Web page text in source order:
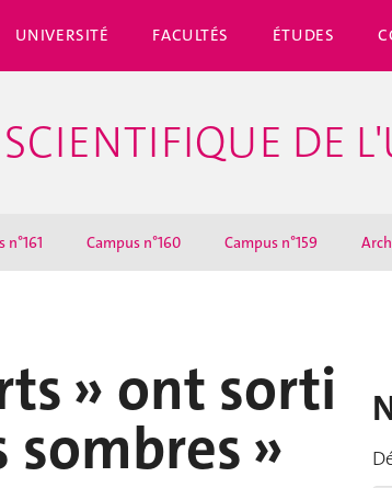
UNIVERSITÉ FACULTÉS ÉTUDES
DE
n°161 Campus n°160 Campus n°159
» ont sorti
sombres »